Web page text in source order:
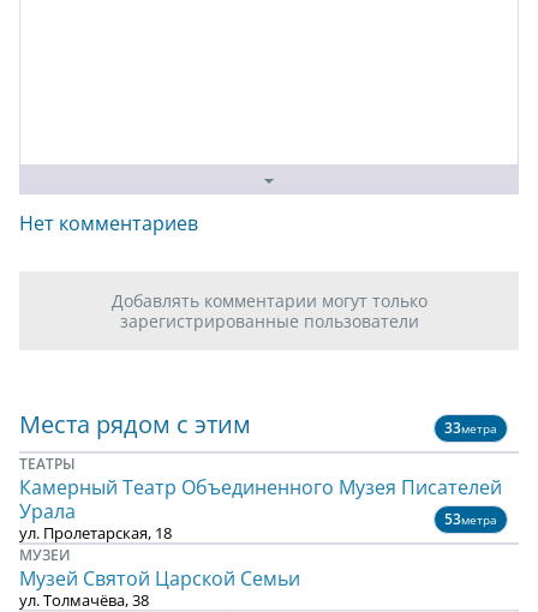
Нет комментариев
Добавлять комментарии могут только
зарегистрированные пользователи
Места рядом с этим 33метра
ТЕАТРЫ
Камерный Театр Объединенного Музея Писателей
Урала
ул. Пролетарская, 18
53метра
МУЗЕИ
Музей Святой Царской Семьи
ул. Толмачёва, 38